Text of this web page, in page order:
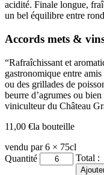
acidité. Finale longue,
un bel équilibre entre
Accords mets &
“Rafraîchissant et
gastronomique entre
ou des grillades de
beurre d’agrumes ou
viniculteur du Château
11,00 €la bouteille
vendu par 6 × 75cl
quantité
Quantité Total :